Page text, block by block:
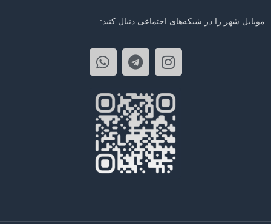
موبایل شهر را در شبکه‌های اجتماعی دنبال کنید: